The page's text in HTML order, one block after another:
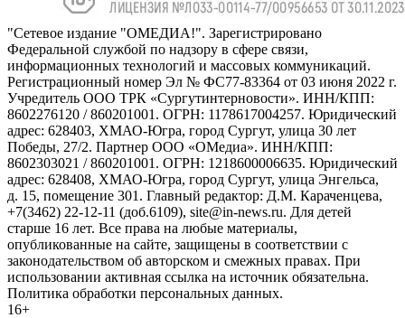
"Сетевое издание "ОМЕДИА!". Зарегистрировано
Федеральной службой по надзору в сфере связи,
информационных технологий и массовых коммуникаций.
Регистрационный номер Эл № ФС77-83364 от 03 июня 2022 г.
Учредитель ООО ТРК «Сургутинтерновости». ИНН/КПП:
8602276120 / 860201001. ОГРН: 1178617004257. Юридический
адрес: 628403, ХМАО-Югра, город Сургут, улица 30 лет
Победы, 27/2. Партнер ООО «ОМедиа». ИНН/КПП:
8602303021 / 860201001. ОГРН: 1218600006635. Юридический
адрес: 628408, ХМАО-Югра, город Сургут, улица Энгельса,
д. 15, помещение 301. Главный редактор: Д.М. Караченцева,
+7(3462) 22-12-11 (доб.6109), site@in-news.ru. Для детей
старше 16 лет. Все права на любые материалы,
опубликованные на сайте, защищены в соответствии с
законодательством об авторском и смежных правах. При
использовании активная ссылка на источник обязательна.
Политика обработки персональных данных.
16+